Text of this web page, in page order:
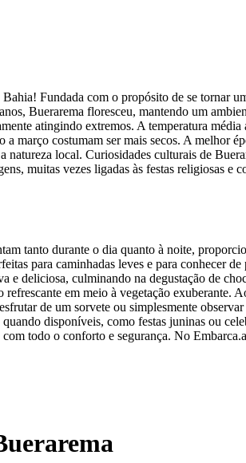
Fundada com o propósito de se tornar
Buerarema floresceu, mantendo um
atingindo extremos. A temperatura
março costumam ser mais secos. A melhor
natureza local. Curiosidades culturais de
muitas vezes ligadas às festas religiosas
tanto durante o dia quanto à noite,
para caminhadas leves e para conhecer
e deliciosa, culminando na degustação de
em meio à vegetação
de um sorvete ou simplesmente
disponíveis, como festas juninas ou
todo o conforto e segurança. No